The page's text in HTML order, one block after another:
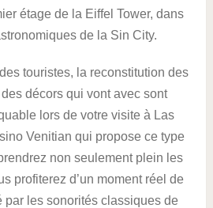
étage de la Eiffel Tower, dans
de la Sin City.
touristes, la reconstitution des
décors qui vont avec sont
lors de votre visite à Las
Venitian qui propose ce type
non seulement plein les
profiterez d’un moment réel de
par les sonorités classiques de